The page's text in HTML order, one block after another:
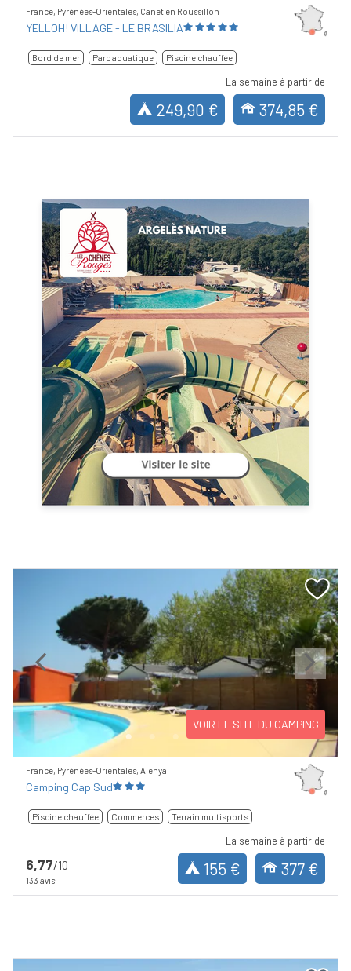
France, Pyrénées-Orientales, Canet en Roussillon
YELLOH! VILLAGE - LE BRASILIA
Bord de mer Parc aquatique Piscine chauffée
La semaine à partir de
249,90 € 374,85 €
Previous Next
VOIR LE SITE DU CAMPING
France, Pyrénées-Orientales, Alenya
Camping Cap Sud
Piscine chauffée Commerces Terrain multisports
6,77/10
133 avis
La semaine à partir de
155 € 377 €